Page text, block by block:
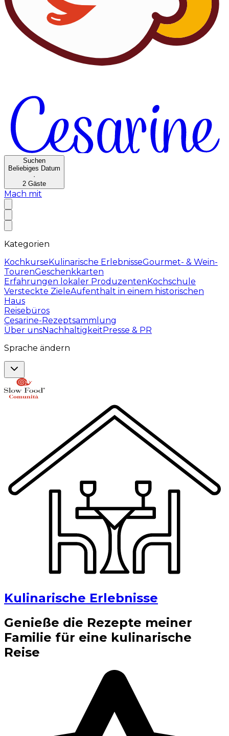
Suchen
Beliebiges Datum
·
2 Gäste
Mach mit
Kategorien
KochkurseKulinarische ErlebnisseGourmet- & Wein-
TourenGeschenkkarten
Erfahrungen lokaler ProduzentenKochschule
Versteckte ZieleAufenthalt in einem historischen
Haus
Reisebüros
Cesarine-Rezeptsammlung
Über unsNachhaltigkeitPresse & PR
Sprache ändern
Kulinarische Erlebnisse
Genieße die Rezepte meiner
Familie für eine kulinarische
Reise